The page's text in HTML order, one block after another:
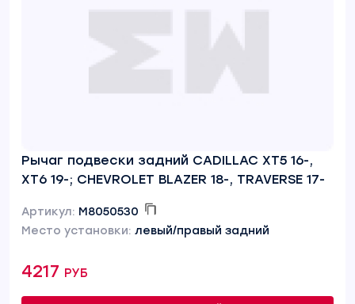
Рычаг подвески задний CADILLAC XT5 16-,
XT6 19-; CHEVROLET BLAZER 18-, TRAVERSE 17-
Артикул: M8050530
Место установки: левый/правый задний
4217 руб